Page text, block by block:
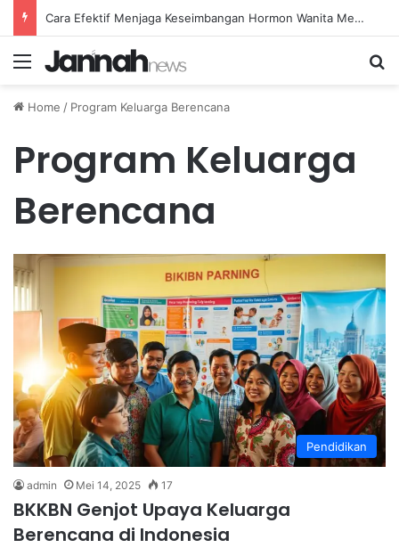
Cara Efektif Menjaga Keseimbangan Hormon Wanita Menjelang Menopause
Menu
Home / Program Keluarga Berencana
Program Keluarga
Berencana
Pendidikan
admin Mei 14, 2025 17
BKKBN Genjot Upaya Keluarga
Berencana di Indonesia